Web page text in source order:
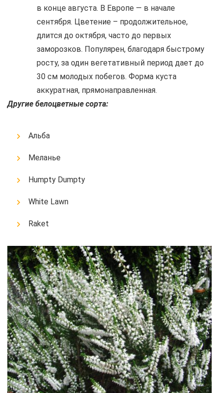
в конце августа. В Европе — в начале
сентября. Цветение – продолжительное,
длится до октября, часто до первых
заморозков. Популярен, благодаря быстрому
росту, за один вегетативный период дает до
30 см молодых побегов. Форма куста
аккуратная, прямонаправленная.
Другие белоцветные сорта:
Альба
Меланье
Humpty Dumpty
White Lawn
Raket